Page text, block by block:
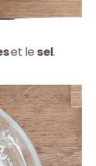
et le sel.